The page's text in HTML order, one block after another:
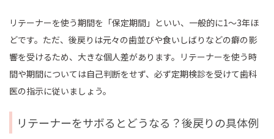
リテーナーを使う期間を「保定期間」といい、一般的に1～3年ほ
どです。ただ、後戻りは元々の歯並びや食いしばりなどの癖の影
響を受けるため、大きな個人差があります。リテーナーを使う時
間や期間については自己判断をせず、必ず定期検診を受けて歯科
医の指示に従いましょう。
リテーナーをサボるとどうなる？後戻りの具体例